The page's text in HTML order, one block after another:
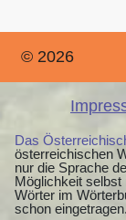
© 2026
Das
österreichischen
nur die Sprache
Möglichkeit
Wörter im
schon eingetragen.